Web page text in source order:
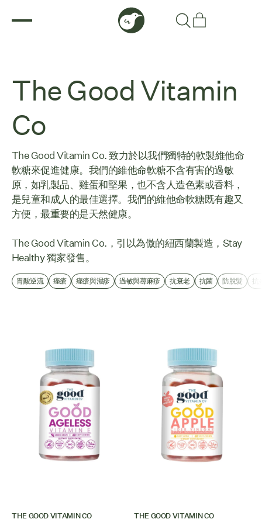
The Good Vitamin
Co
The Good Vitamin Co. 致力於以我們獨特的軟製維他命
軟糖來促進健康。我們的維他命軟糖不含有害的過敏
原，如乳製品、雞蛋和堅果，也不含人造色素或香料，
是兒童和成人的最佳選擇。我們的維他命軟糖既有趣又
方便，最重要的是天然健康。
The Good Vitamin Co.，引以為傲的紐西蘭製造，Stay
Healthy 獨家發售。
胃酸逆流 痤瘡 痤瘡與濕疹 過敏與蕁麻疹 抗衰老 抗菌 防脫髮 抗
THE GOOD VITAMIN CO THE GOOD VITAMIN CO